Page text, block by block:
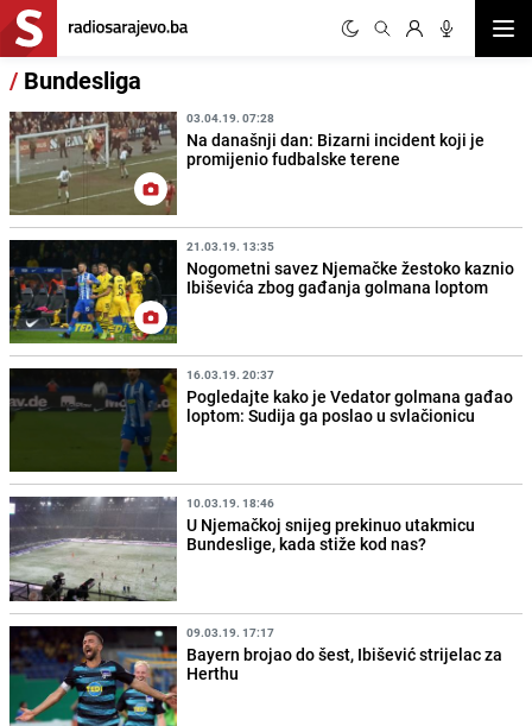
/ Bundesliga
03.04.19. 07:28
Na današnji dan: Bizarni incident koji je
promijenio fudbalske terene
21.03.19. 13:35
Nogometni savez Njemačke žestoko kaznio
Ibiševića zbog gađanja golmana loptom
16.03.19. 20:37
Pogledajte kako je Vedator golmana gađao
loptom: Sudija ga poslao u svlačionicu
10.03.19. 18:46
U Njemačkoj snijeg prekinuo utakmicu
Bundeslige, kada stiže kod nas?
09.03.19. 17:17
Bayern brojao do šest, Ibišević strijelac za
Herthu